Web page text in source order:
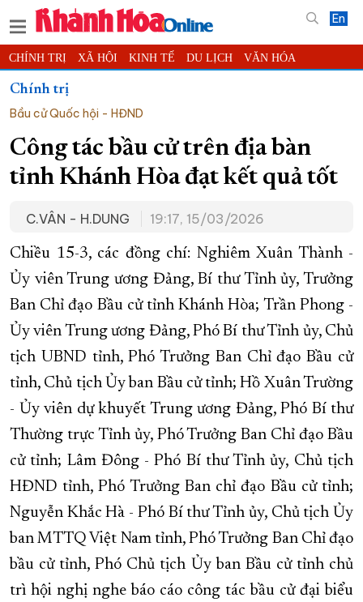
En
CHÍNH TRỊ XÃ HỘI KINH TẾ DU LỊCH VĂN HÓA
THỂ THAO
KHOA HỌC - CÔNG NGHỆ
THẾ GIỚI MULTIMEDIA VIDEO ĐỌC BÁO ONLINE
PODCAST THÔNG TIN - QUẢNG CÁO
TRƯỜNG SA BIỂN ĐẢO QUÊ HƯƠNG
CHUNG TAY CẢI CÁCH HÀNH CHÍNH
XÂY DỰNG NÔNG THÔN MỚI LỊCH CẮT ĐIỆN
TÀU - XE - MÁY BAY
KỶ NIỆM 370 NĂM XÂY DỰNG VÀ PHÁT TRIỂN TỈNH KHÁNH HÒA
KHOẢNH KHẮC ĐẸP XỨ TRẦM
XÂY DỰNG KHÁNH HÒA TRỞ THÀNH THÀNH PHỐ TRỰC THUỘC
ĐẠI HỘI ĐẢNG CÁC CẤP TRANG CHỦ VỀ BÁO KHÁNH HÒA
Chính trị
Bầu cử Quốc hội - HĐND
Công tác bầu cử trên địa bàn
tỉnh Khánh Hòa đạt kết quả tốt
C.VÂN - H.DUNG 19:17, 15/03/2026
Chiều 15-3, các đồng chí: Nghiêm Xuân Thành -
Ủy viên Trung ương Đảng, Bí thư Tỉnh ủy, Trưởng
Ban Chỉ đạo Bầu cử tỉnh Khánh Hòa; Trần Phong -
Ủy viên Trung ương Đảng, Phó Bí thư Tỉnh ủy, Chủ
tịch UBND tỉnh, Phó Trưởng Ban Chỉ đạo Bầu cử
tỉnh, Chủ tịch Ủy ban Bầu cử tỉnh; Hồ Xuân Trường
- Ủy viên dự khuyết Trung ương Đảng, Phó Bí thư
Thường trực Tỉnh ủy, Phó Trưởng Ban Chỉ đạo Bầu
cử tỉnh; Lâm Đông - Phó Bí thư Tỉnh ủy, Chủ tịch
HĐND tỉnh, Phó Trưởng Ban chỉ đạo Bầu cử tỉnh;
Nguyễn Khắc Hà - Phó Bí thư Tỉnh ủy, Chủ tịch Ủy
ban MTTQ Việt Nam tỉnh, Phó Trưởng Ban Chỉ đạo
bầu cử tỉnh, Phó Chủ tịch Ủy ban Bầu cử tỉnh chủ
trì hội nghị nghe báo cáo công tác bầu cử đại biểu